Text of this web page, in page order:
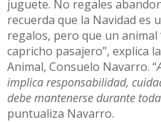
juguete. No regales
recuerda que la Navidad es
regalos, pero que un
capricho pasajero”, explica
Animal, Consuelo Navarro. “
implica responsabilidad,
debe mantenerse durante
puntualiza Navarro.